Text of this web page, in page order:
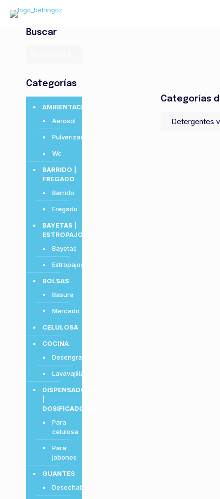
Categorías
Buscar
Categorías
AMBIENTACIÓN
Aerosol
Pulverizadores
Wc
BARRIDO |
FREGADO
Barrido
Fregado
BAYETAS |
ESTROPAJOS
Bayetas
Estropajos
BOLSAS
Basura
Mercado
CELULOSA
COCINA
Desengrasantes
Lavavajillas
DISPENSADORES
DOSIFICADORES
Para
celulosa
Para
jabones
GUANTES
Desechables